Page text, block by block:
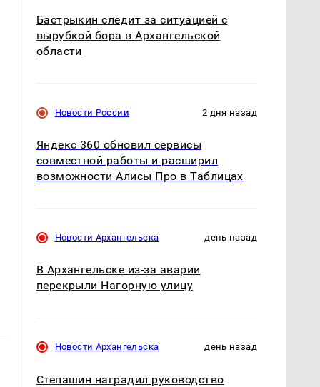
Бастрыкин следит за ситуацией с
вырубкой бора в Архангельской
области
Новости России 2 дня назад
Яндекс 360 обновил сервисы
совместной работы и расширил
возможности Алисы Про в Таблицах
Новости Архангельска день назад
В Архангельске из-за аварии
перекрыли Нагорную улицу
Новости Архангельска день назад
Степашин наградил руководство